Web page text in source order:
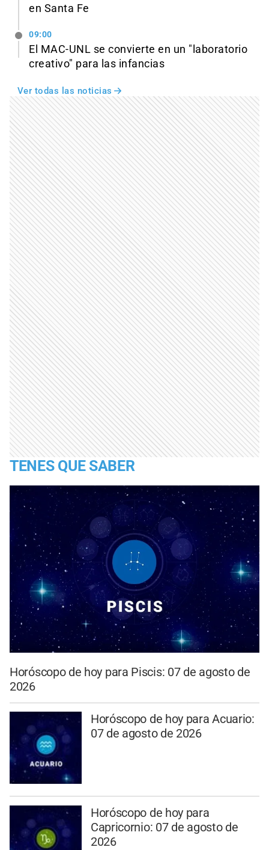
en Santa Fe
09:00
El MAC-UNL se convierte en un "laboratorio
creativo" para las infancias
Ver todas las noticias
TENES QUE SABER
Horóscopo de hoy para Piscis: 07 de agosto de
2026
Horóscopo de hoy para Acuario:
07 de agosto de 2026
Horóscopo de hoy para
Capricornio: 07 de agosto de
2026